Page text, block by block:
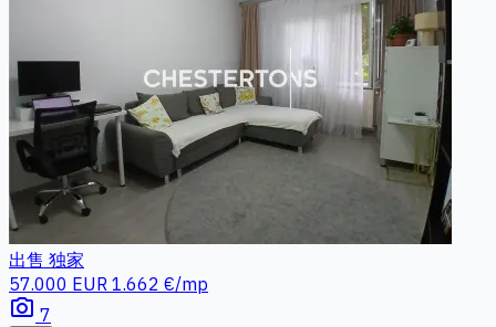
出售 独家
57.000 EUR 1.662 €/mp
photo_camera 7